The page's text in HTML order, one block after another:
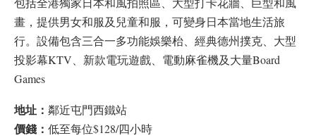
畫，提供男女和服及兒童和服，可變身日本當地生活旅
行。設備包含三合一多功能娛樂枱、經典德州撲克、大型
投影幕KTV、新款電玩遊戲、電動麻雀機及大量Board
Games
地址： 鄰近屯門西鐵站
價錢： 低至每位$128/四小時